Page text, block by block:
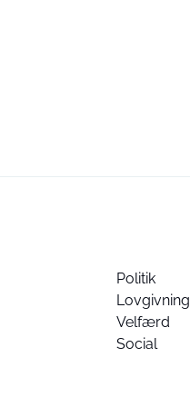
Politik
Lovgivning
Velfærd
Social